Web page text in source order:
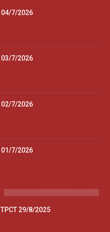
04/7/2026
03/7/2026
02/7/2026
01/7/2026
29/8/2025